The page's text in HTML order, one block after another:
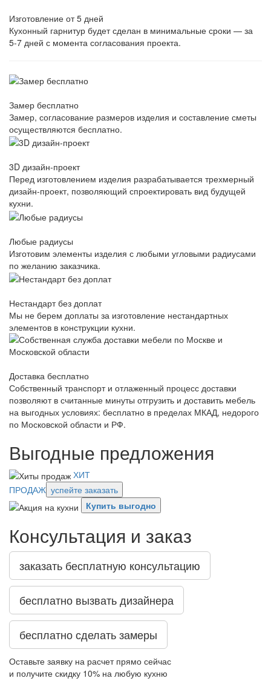
Изготовление от 5 дней
Кухонный гарнитур будет сделан в минимальные сроки — за
5-7 дней с момента согласования проекта.
Замер бесплатно
Замер, согласование размеров изделия и составление сметы
осуществляются бесплатно.
3D дизайн-проект
Перед изготовлением изделия разрабатывается трехмерный
дизайн-проект, позволяющий спроектировать вид будущей
кухни.
Любые радиусы
Изготовим элементы изделия с любыми угловыми радиусами
по желанию заказчика.
Нестандарт без доплат
Мы не берем доплаты за изготовление нестандартных
элементов в конструкции кухни.
Доставка бесплатно
Собственный транспорт и отлаженный процесс доставки
позволяют в считанные минуты отгрузить и доставить мебель
на выгодных условиях: бесплатно в пределах МКАД, недорого
по Московской области и РФ.
Выгодные предложения
ХИТ
ПРОДАЖ успейте заказать
Купить выгодно
Консультация и заказ
заказать бесплатную консультацию
бесплатно вызвать дизайнера
бесплатно сделать замеры
Оставьте заявку на расчет прямо сейчас
и получите скидку 10% на любую кухню